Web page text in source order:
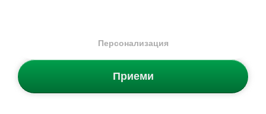
Приеми
Персонализация
Ел. Бюлетин